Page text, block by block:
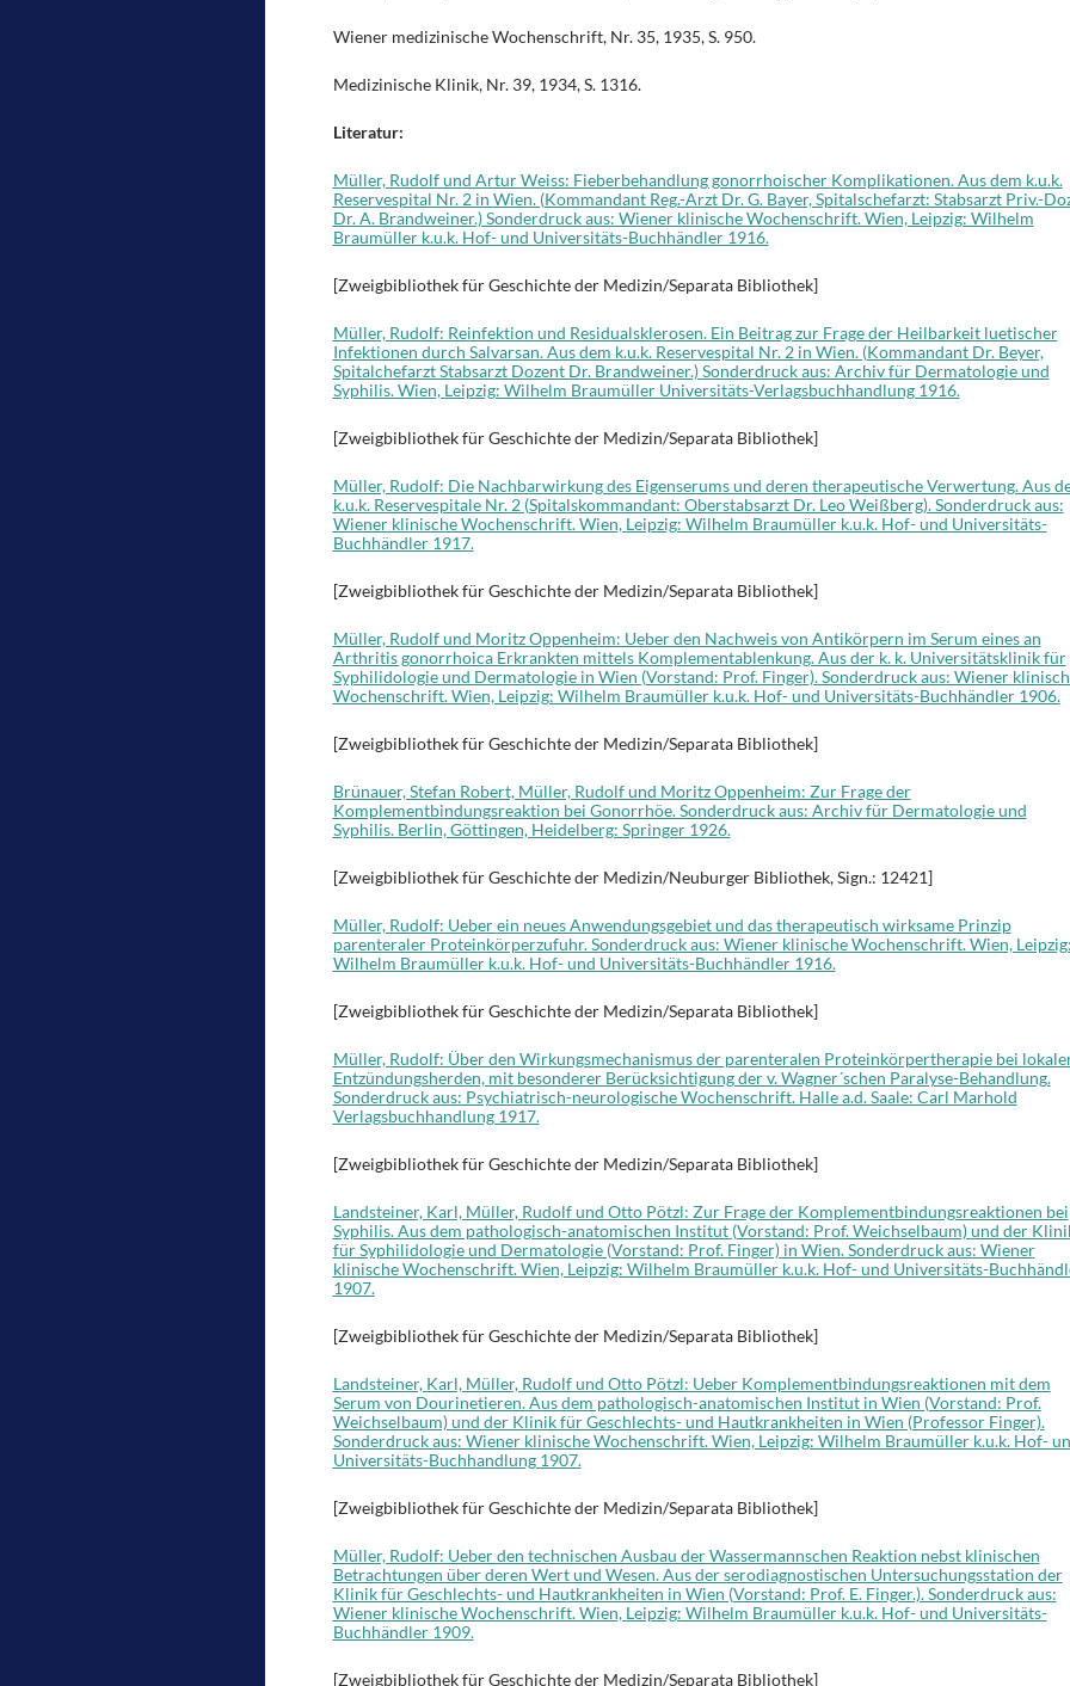
Wiener medizinische Wochenschrift, Nr. 35, 1935, S. 950.
Medizinische Klinik, Nr. 39, 1934, S. 1316.
Literatur:
Müller, Rudolf und Artur Weiss: Fieberbehandlung gonorrhoischer Komplikationen. Aus dem k.u.k.
Reservespital Nr. 2 in Wien. (Kommandant Reg.-Arzt Dr. G. Bayer, Spitalschefarzt: Stabsarzt Priv.-
Dr. A. Brandweiner.) Sonderdruck aus: Wiener klinische Wochenschrift. Wien, Leipzig: Wilhelm
Braumüller k.u.k. Hof- und Universitäts-Buchhändler 1916.
[Zweigbibliothek für Geschichte der Medizin/Separata Bibliothek]
Müller, Rudolf: Reinfektion und Residualsklerosen. Ein Beitrag zur Frage der Heilbarkeit luetischer
Infektionen durch Salvarsan. Aus dem k.u.k. Reservespital Nr. 2 in Wien. (Kommandant Dr. Beyer,
Spitalchefarzt Stabsarzt Dozent Dr. Brandweiner.) Sonderdruck aus: Archiv für Dermatologie und
Syphilis. Wien, Leipzig: Wilhelm Braumüller Universitäts-Verlagsbuchhandlung 1916.
[Zweigbibliothek für Geschichte der Medizin/Separata Bibliothek]
Müller, Rudolf: Die Nachbarwirkung des Eigenserums und deren therapeutische Verwertung. Aus
k.u.k. Reservespitale Nr. 2 (Spitalskommandant: Oberstabsarzt Dr. Leo Weißberg). Sonderdruck aus:
Wiener klinische Wochenschrift. Wien, Leipzig: Wilhelm Braumüller k.u.k. Hof- und Universitäts-
Buchhändler 1917.
[Zweigbibliothek für Geschichte der Medizin/Separata Bibliothek]
Müller, Rudolf und Moritz Oppenheim: Ueber den Nachweis von Antikörpern im Serum eines an
Arthritis gonorrhoica Erkrankten mittels Komplementablenkung. Aus der k. k. Universitätsklinik für
Syphilidologie und Dermatologie in Wien (Vorstand: Prof. Finger). Sonderdruck aus: Wiener
Wochenschrift. Wien, Leipzig: Wilhelm Braumüller k.u.k. Hof- und Universitäts-Buchhändler 1906.
[Zweigbibliothek für Geschichte der Medizin/Separata Bibliothek]
Brünauer, Stefan Robert, Müller, Rudolf und Moritz Oppenheim: Zur Frage der
Komplementbindungsreaktion bei Gonorrhöe. Sonderdruck aus: Archiv für Dermatologie und
Syphilis. Berlin, Göttingen, Heidelberg: Springer 1926.
[Zweigbibliothek für Geschichte der Medizin/Neuburger Bibliothek, Sign.: 12421]
Müller, Rudolf: Ueber ein neues Anwendungsgebiet und das therapeutisch wirksame Prinzip
parenteraler Proteinkörperzufuhr. Sonderdruck aus: Wiener klinische Wochenschrift. Wien, Leipzig:
Wilhelm Braumüller k.u.k. Hof- und Universitäts-Buchhändler 1916.
[Zweigbibliothek für Geschichte der Medizin/Separata Bibliothek]
Müller, Rudolf: Über den Wirkungsmechanismus der parenteralen Proteinkörpertherapie bei
Entzündungsherden, mit besonderer Berücksichtigung der v. Wagner´schen Paralyse-Behandlung.
Sonderdruck aus: Psychiatrisch-neurologische Wochenschrift. Halle a.d. Saale: Carl Marhold
Verlagsbuchhandlung 1917.
[Zweigbibliothek für Geschichte der Medizin/Separata Bibliothek]
Landsteiner, Karl, Müller, Rudolf und Otto Pötzl: Zur Frage der Komplementbindungsreaktionen bei
Syphilis. Aus dem pathologisch-anatomischen Institut (Vorstand: Prof. Weichselbaum) und der
für Syphilidologie und Dermatologie (Vorstand: Prof. Finger) in Wien. Sonderdruck aus: Wiener
klinische Wochenschrift. Wien, Leipzig: Wilhelm Braumüller k.u.k. Hof- und Universitäts-
1907.
[Zweigbibliothek für Geschichte der Medizin/Separata Bibliothek]
Landsteiner, Karl, Müller, Rudolf und Otto Pötzl: Ueber Komplementbindungsreaktionen mit dem
Serum von Dourinetieren. Aus dem pathologisch-anatomischen Institut in Wien (Vorstand: Prof.
Weichselbaum) und der Klinik für Geschlechts- und Hautkrankheiten in Wien (Professor Finger).
Sonderdruck aus: Wiener klinische Wochenschrift. Wien, Leipzig: Wilhelm Braumüller k.u.k. Hof-
Universitäts-Buchhandlung 1907.
[Zweigbibliothek für Geschichte der Medizin/Separata Bibliothek]
Müller, Rudolf: Ueber den technischen Ausbau der Wassermannschen Reaktion nebst klinischen
Betrachtungen über deren Wert und Wesen. Aus der serodiagnostischen Untersuchungsstation der
Klinik für Geschlechts- und Hautkrankheiten in Wien (Vorstand: Prof. E. Finger.). Sonderdruck aus:
Wiener klinische Wochenschrift. Wien, Leipzig: Wilhelm Braumüller k.u.k. Hof- und Universitäts-
Buchhändler 1909.
[Zweigbibliothek für Geschichte der Medizin/Separata Bibliothek]